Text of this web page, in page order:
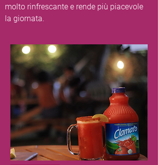
molto rinfrescante e rende più piacevole
la giornata.